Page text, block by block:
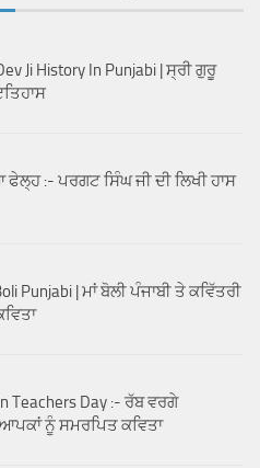
Ji History In Punjabi | ਸ੍ਰੀ ਗੁਰੂ
:- ਪਰਗਟ ਸਿੰਘ ਜੀ ਦੀ ਲਿਖੀ ਹਾਸ
Punjabi | ਮਾਂ ਬੋਲੀ ਪੰਜਾਬੀ ਤੇ ਕਵਿੱਤਰੀ
Teachers Day :- ਰੱਬ ਵਰਗੇ
ਨੂੰ ਸਮਰਪਿਤ ਕਵਿਤਾ